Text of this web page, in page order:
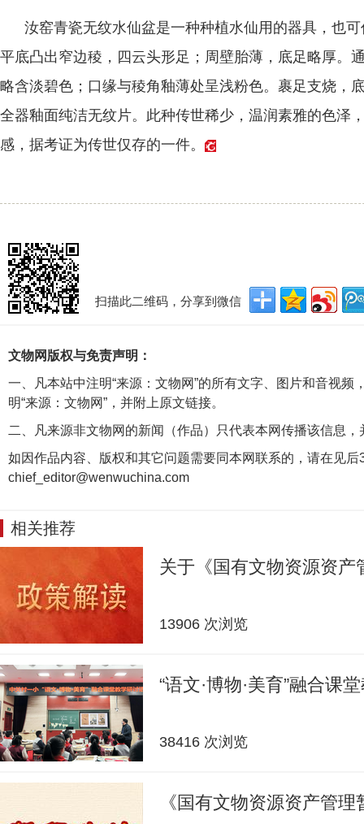
汝窑青瓷无纹水仙盆是一种种植水仙用的器具，也可
平底凸出窄边稜，四云头形足；周壁胎薄，底足略厚。
略含淡碧色；口缘与稜角釉薄处呈浅粉色。裹足支烧，
全器釉面纯洁无纹片。此种传世稀少，温润素雅的色泽
感，据考证为传世仅存的一件。
扫描此二维码，分享到微信
文物网版权与免责声明：
一、凡本站中注明“来源：文物网”的所有文字、图片和音视
明“来源：文物网”，并附上原文链接。
二、凡来源非文物网的新闻（作品）只代表本网传播该信息
如因作品内容、版权和其它问题需要同本网联系的，请在见后
chief_editor@wenwuchina.com
相关推荐
关于《国有文物资源资
13906 次浏览
“语文·博物·美育”融合课
38416 次浏览
《国有文物资源资产管